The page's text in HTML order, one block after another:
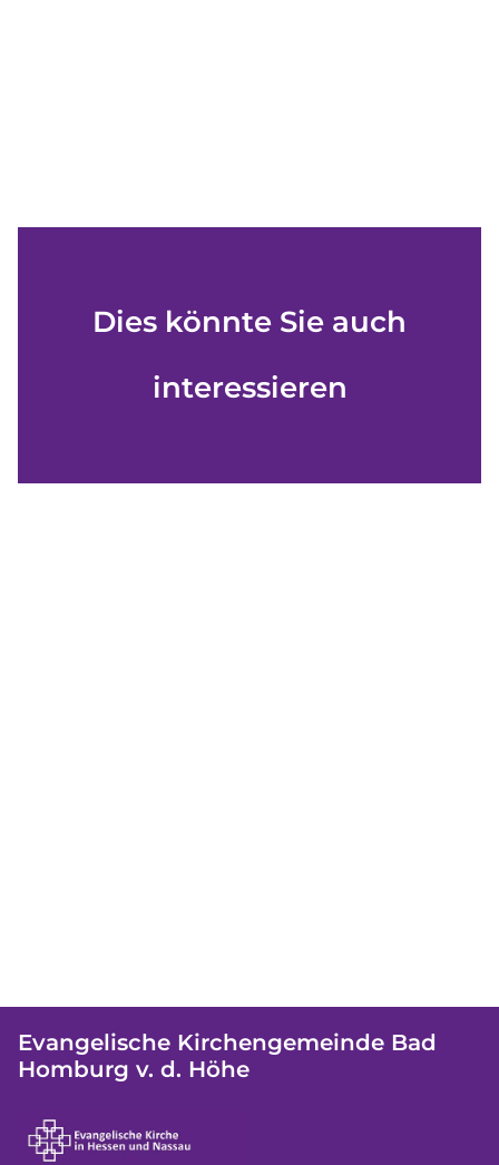
Dies könnte Sie auch
interessieren
Evangelische Kirchengemeinde Bad
Homburg v. d. Höhe